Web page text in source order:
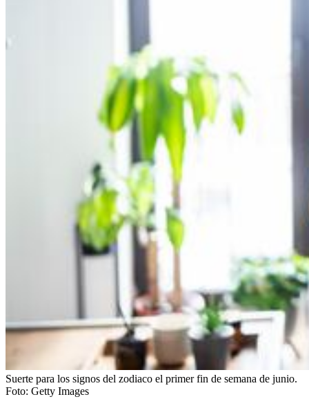
Suerte para los signos del zodiaco el primer fin de semana de junio.
Foto: Getty Images